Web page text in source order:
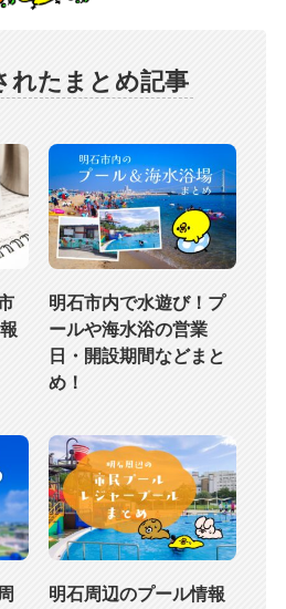
れたまとめ記事
明石市内で水遊び！プ
ールや海水浴の営業
日・開設期間などまと
め！
明石周辺のプール情報